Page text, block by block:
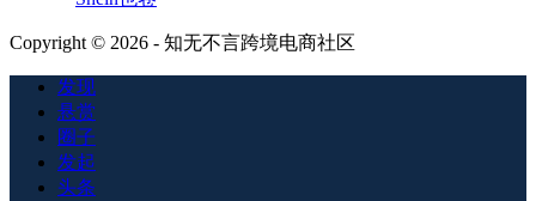
Copyright © 2026 - 知无不言跨境电商社区
发现
悬赏
圈子
发起
头条